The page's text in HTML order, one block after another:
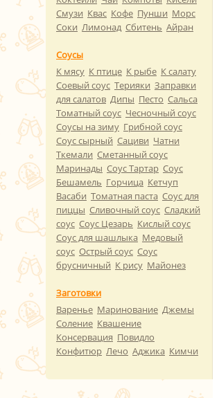
Смузи Квас Кофе Пунши Морс
Соки Лимонад Сбитень Айран
Соусы
К мясу К птице К рыбе К салату
Соевый соус Терияки Заправки
для салатов Дипы Песто Сальса
Томатный соус Чесночный соус
Соусы на зиму Грибной соус
Соус сырный Сациви Чатни
Ткемали Сметанный соус
Маринады Соус Тартар Соус
Бешамель Горчица Кетчуп
Васаби Томатная паста Соус для
пиццы Сливочный соус Сладкий
соус Соус Цезарь Кислый соус
Соус для шашлыка Медовый
соус Острый соус Соус
брусничный К рису Майонез
Заготовки
Варенье Маринование Джемы
Соление Квашение
Консервация Повидло
Конфитюр Лечо Аджика Кимчи